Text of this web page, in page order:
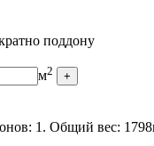
поддону
м2 +
1 . Общий вес: 1798